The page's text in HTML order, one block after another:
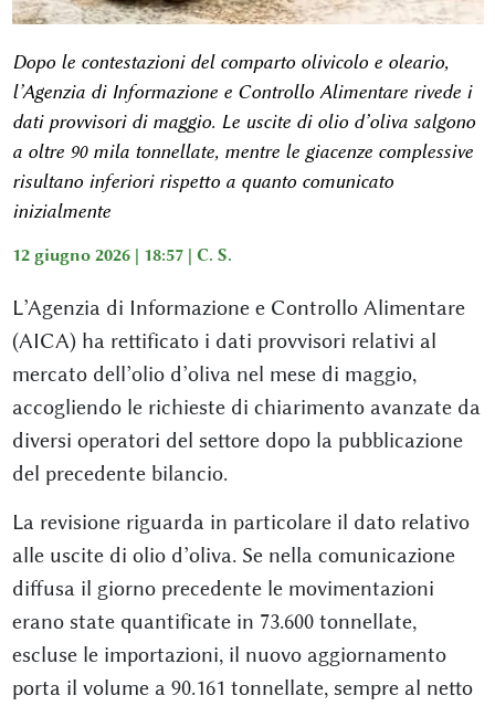
Dopo le contestazioni del comparto olivicolo e oleario,
l’Agenzia di Informazione e Controllo Alimentare rivede i
dati provvisori di maggio. Le uscite di olio d’oliva salgono
a oltre 90 mila tonnellate, mentre le giacenze complessive
risultano inferiori rispetto a quanto comunicato
inizialmente
12 giugno 2026 | 18:57 | C. S.
L’Agenzia di Informazione e Controllo Alimentare
(AICA) ha rettificato i dati provvisori relativi al
mercato dell’olio d’oliva nel mese di maggio,
accogliendo le richieste di chiarimento avanzate da
diversi operatori del settore dopo la pubblicazione
del precedente bilancio.
La revisione riguarda in particolare il dato relativo
alle uscite di olio d’oliva. Se nella comunicazione
diffusa il giorno precedente le movimentazioni
erano state quantificate in 73.600 tonnellate,
escluse le importazioni, il nuovo aggiornamento
porta il volume a 90.161 tonnellate, sempre al netto